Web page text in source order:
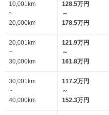
10,001km
~
20,000km
128.5万円
～
178.5万円
20,001km
~
30,000km
121.9万円
～
161.8万円
30,001km
~
40,000km
117.2万円
～
152.3万円